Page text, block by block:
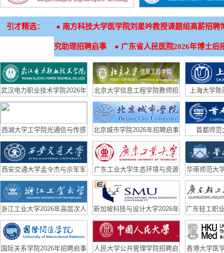
引才精选： ● 南方科技大学医学院刘星吟教授课题组高薪招聘
究助理招聘启事 ● 广东省人民医院2026年博士后
武汉电力职业技术学院2026年
招生章程
北京大学信息工程学院教师招
聘启事
上海大学
（生物材料
西湖大学工学院光通信与传感
实验室（副）研究员招聘启事
北京城市学院2026年招聘启事 首都师范
西安交通大学孟令杰与佘军军
团队联合招聘博后
广东工业大学生态环境与资源
学院国家优青课题组诚聘博士
后
华南师范大
队长期招聘
浙江工业大学2026年高层次人
才招聘公告
新加坡科技与设计大学2026年
招聘
广东轻工职
高层次、急
国际关系学院2026年招聘启事
人民大学公共管理学院招聘启
香港大学医